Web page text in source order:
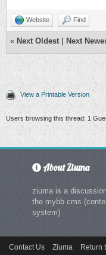
Website Find
« Next Oldest Next
View a Printable Version
Users browsing this thread: 1
About Ziuma
ziuma is a
the mybb cms
system)
Contact Us Ziuma Return